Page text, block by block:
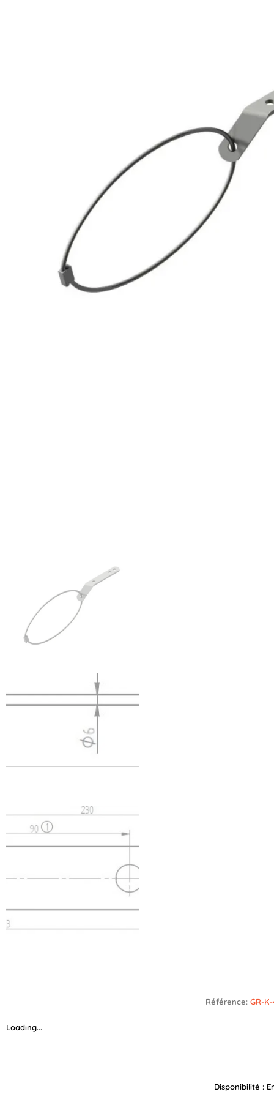
Référence:GR-
Loading...
Disponibilité :
quantité